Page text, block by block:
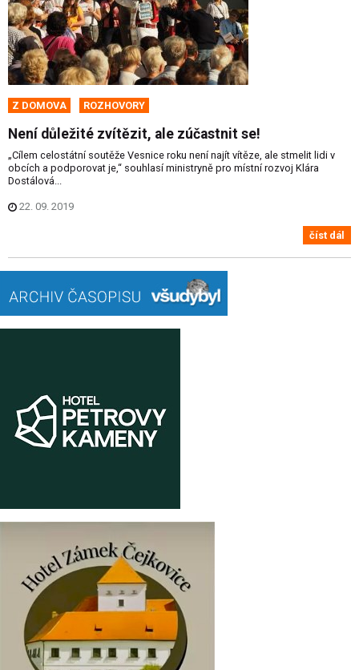
Z DOMOVA ROZHOVORY
Není důležité zvítězit, ale zúčastnit se!
„Cílem celostátní soutěže Vesnice roku není najít vítěze, ale stmelit lidi v
obcích a podporovat je,“ souhlasí ministryně pro místní rozvoj Klára
Dostálová...
22. 09. 2019
číst dál